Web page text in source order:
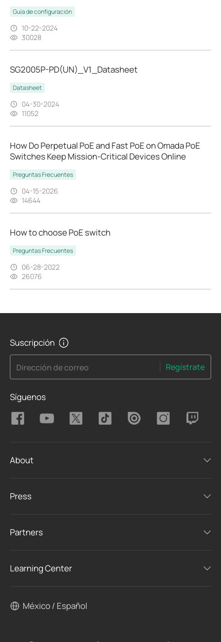
Guía de configuración
10-22-2024
30028
SG2005P-PD(UN)_V1_Datasheet
Datasheet
04-30-2024
11052
How Do Perpetual PoE and Fast PoE on Omada PoE
Switches Keep Mission‑Critical Devices Online
Preguntas Frecuentes
04-15-2026
14644
How to choose PoE switch
Preguntas Frecuentes
06-28-2022
26076
Suscripción
Dirección de correo Regístrate
Síguenos
About
Press
Partners
Learning Center
México / Español